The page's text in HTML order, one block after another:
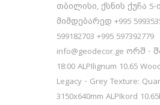
თბილისი, ქსნის ქუჩა 5-
მიმდებარედ +995
599182703 +995 597392779
info@geodecor.ge ორშ -
18:00 ALPIlignum 10.65
Legacy - Grey Texture:
3150x640mm ALPIkord